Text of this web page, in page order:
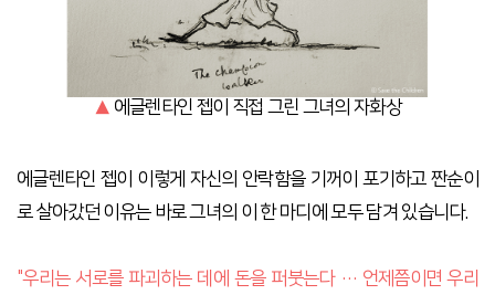
▲ 에글렌타인 젭이 직접 그린 그녀의 자화상
에글렌타인 젭이 이렇게 자신의 안락함을 기꺼이 포기하고 짠순이
로 살아갔던 이유는 바로 그녀의 이 한 마디에 모두 담겨 있습니다.
"우리는 서로를 파괴하는 데에 돈을 퍼붓는다 … 언제쯤이면 우리